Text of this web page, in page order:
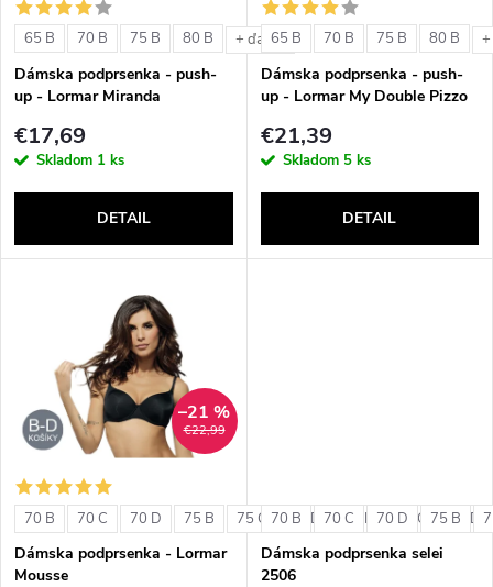
e
p
r
d
t
o
v
s
p
r
o
d
t
o
v
65 B 70 B 75 B 80 B + ďalšie
Dámska podprsenka - push-
up - Lormar Miranda
€17,69
Skladom 1 ks
DETAIL
65 B 70 B 75 B 80 B
Dámska podprsenka - push-
up - Lormar My Double Pizzo
€21,39
Skladom 5 ks
DETAIL
€22,99
–21 %
70 B 70 C 70 D 75 B 75 C 75 D 80 B 80 C 80 D
Dámska podprsenka - Lormar
Mousse
70 B 70 C 70 D 75 B
Dámska podprsenka selei
2506